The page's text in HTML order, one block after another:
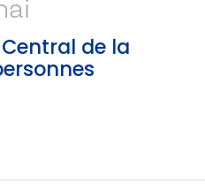
de la